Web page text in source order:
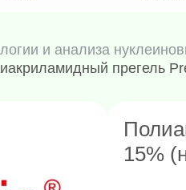
и анализа
прегель
15%